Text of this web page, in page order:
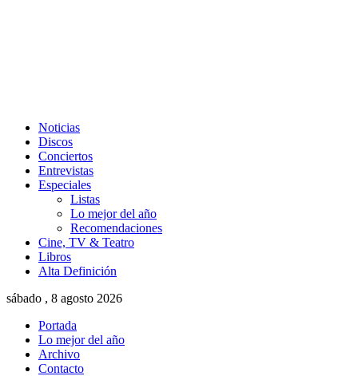
Noticias
Discos
Conciertos
Entrevistas
Especiales
Listas
Lo mejor del año
Recomendaciones
Cine, TV & Teatro
Libros
Alta Definición
sábado , 8 agosto 2026
Portada
Lo mejor del año
Archivo
Contacto